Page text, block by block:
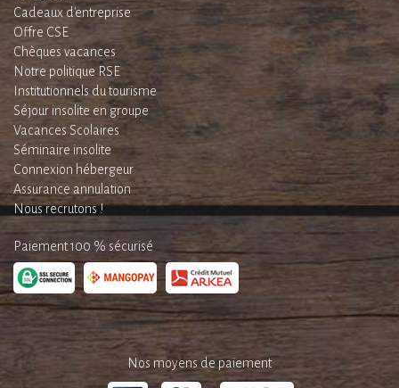
Cadeaux d'entreprise
Offre CSE
Chèques vacances
Notre politique RSE
Institutionnels du tourisme
Séjour insolite en groupe
Vacances Scolaires
Séminaire insolite
Connexion hébergeur
Assurance annulation
Nous recrutons !
Paiement 100 % sécurisé
Nos moyens de paiement